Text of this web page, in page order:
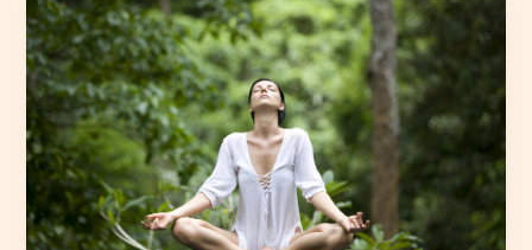
fortes
mentalement
-2